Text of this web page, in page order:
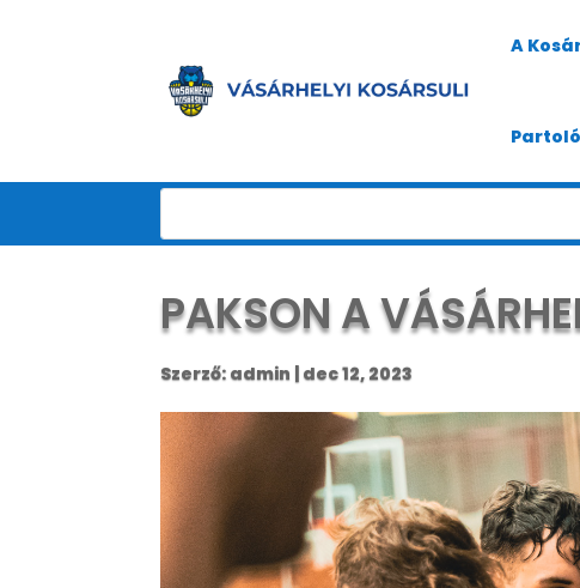
A
PAKSON A
Szerző: admin | dec 12, 2023